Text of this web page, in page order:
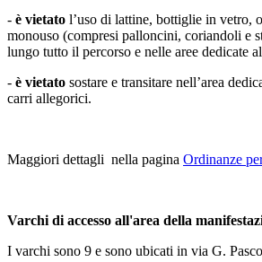
- è vietato l’uso di lattine, bottiglie in vetro,
monouso (compresi palloncini, coriandoli e
lungo tutto il percorso e nelle aree dedicate
- è vietato sostare e transitare nell’area
carri allegorici.
Maggiori dettagli nella pagina Ordinanze
Varchi di accesso all'area della
I varchi sono 9 e sono ubicati in via G.